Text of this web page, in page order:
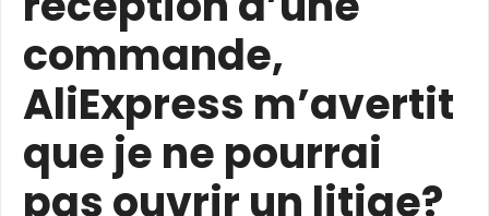
commande,
AliExpress m’avertit
que je ne pourrai
pas ouvrir un litige?